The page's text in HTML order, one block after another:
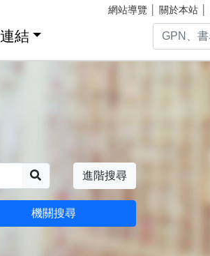
網站導覽 關於本站
結
進階搜尋
機關搜尋